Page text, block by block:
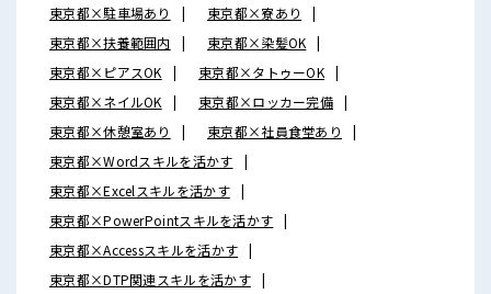
東京都×駐車場あり
東京都×寮あり
東京都×扶養範囲内
東京都×染髪OK
東京都×ピアスOK
東京都×タトゥーOK
東京都×ネイルOK
東京都×ロッカー完備
東京都×休憩室あり
東京都×社員食堂あり
東京都×Wordスキルを活かす
東京都×Excelスキルを活かす
東京都×PowerPointスキルを活かす
東京都×Accessスキルを活かす
東京都×DTP関連スキルを活かす